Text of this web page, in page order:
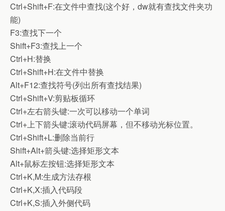
Ctrl+Shift+F:在文件中查找(这个好，dw就有查找文件夹功
能)
F3:查找下一个
Shift+F3:查找上一个
Ctrl+H:替换
Ctrl+Shift+H:在文件中替换
Alt+F12:查找符号(列出所有查找结果)
Ctrl+Shift+V:剪贴板循环
Ctrl+左右箭头键:一次可以移动一个单词
Ctrl+上下箭头键:滚动代码屏幕，但不移动光标位置。
Ctrl+Shift+L:删除当前行
Shift+Alt+箭头键:选择矩形文本
Alt+鼠标左按钮:选择矩形文本
Ctrl+K,M:生成方法存根
Ctrl+K,X:插入代码段
Ctrl+K,S:插入外侧代码